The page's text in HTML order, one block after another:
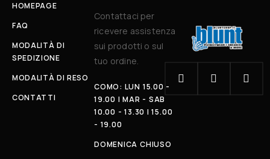
HOMEPAGE
FAQ
MODALITÀ DI
SPEDIZIONE
MODALITÀ DI RESO
CONTATTI
Contattaci per
ricevere assistenza
sui prodotti o sul
tuo ordine.
COMO: LUN 15.00 -
19.00 | MAR - SAB
10.00 - 13.30 | 15.00
- 19.00
DOMENICA CHIUSO